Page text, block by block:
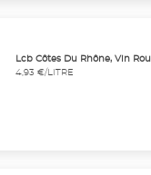
Lcb Côtes Du Rhône, Vin
4,93 €/LITRE